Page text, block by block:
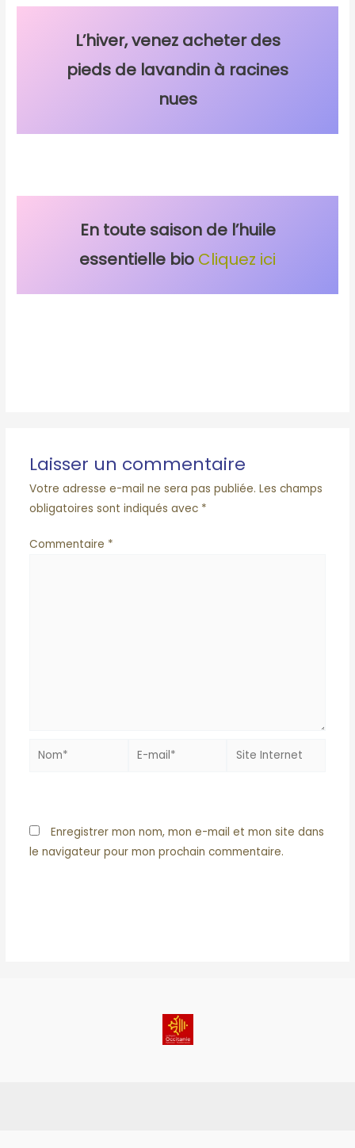
L’hiver, venez acheter des
pieds de lavandin à racines
nues
En toute saison de l’huile
essentielle bio Cliquez ici
Laisser un commentaire
Votre adresse e-mail ne sera pas publiée. Les champs
obligatoires sont indiqués avec *
Commentaire *
Nom*
E-
Site
Enregistrer mon nom, mon e-mail et mon site dans
le navigateur pour mon prochain commentaire.